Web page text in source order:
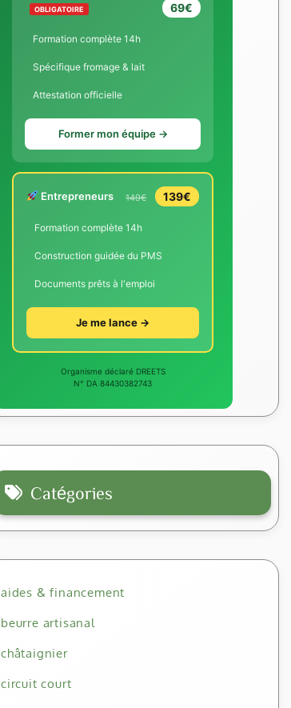
OBLIGATOIRE 69€
Formation complète 14h
Spécifique fromage & lait
Attestation officielle
Former mon équipe →
Entrepreneurs 149€ 139€
Formation complète 14h
Construction guidée du PMS
Documents prêts à l'emploi
Je me lance →
Organisme déclaré DREETS
N° DA 84430382743
Catégories
aides & financement
beurre artisanal
châtaignier
circuit court